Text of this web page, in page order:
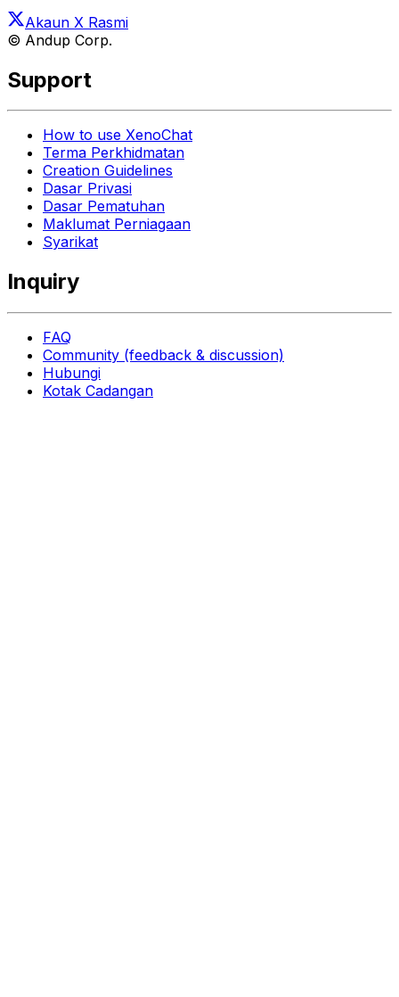
Akaun X Rasmi
© Andup Corp.
Support
How to use XenoChat
Terma Perkhidmatan
Creation Guidelines
Dasar Privasi
Dasar Pematuhan
Maklumat Perniagaan
Syarikat
Inquiry
FAQ
Community (feedback & discussion)
Hubungi
Kotak Cadangan